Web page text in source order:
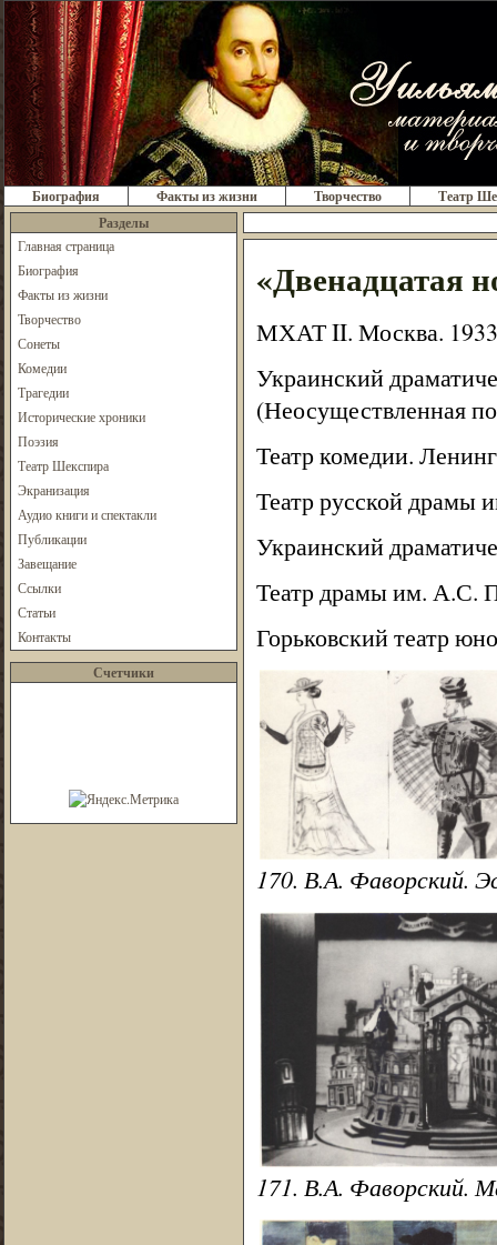
Биография Факты из жизни Творчество
Театр
Разделы
Главная страница
Биография
Факты из жизни
Творчество
Сонеты
Комедии
Трагедии
Исторические хроники
Поэзия
Театр Шекспира
Экранизация
Аудио книги и спектакли
Публикации
Завещание
Ссылки
Статьи
Контакты
Счетчики
«Двенадцатая
МХАТ II. Москва.
Украинский
(Неосуществленная
Театр комедии.
Театр русской драмы
Украинский
Театр драмы им. А.С.
Горьковский театр
170. В.А. Фаворский.
171. В.А. Фаворский.